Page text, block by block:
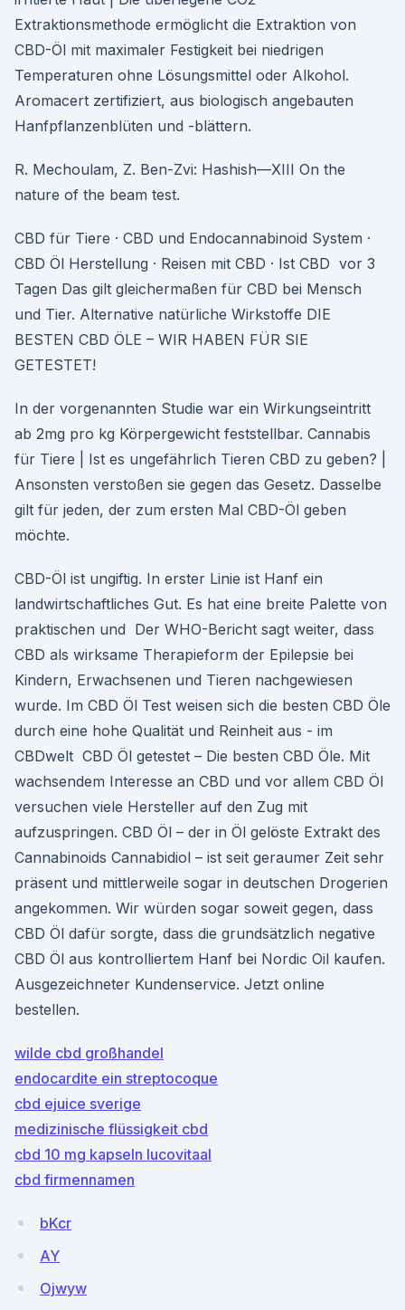
Extraktionsmethode ermöglicht die Extraktion von
CBD-Öl mit maximaler Festigkeit bei niedrigen
Temperaturen ohne Lösungsmittel oder Alkohol.
Aromacert zertifiziert, aus biologisch angebauten
Hanfpflanzenblüten und -blättern.
R. Mechoulam, Z. Ben-Zvi: Hashish—XIII On the
nature of the beam test.
CBD für Tiere · CBD und Endocannabinoid System ·
CBD Öl Herstellung · Reisen mit CBD · Ist CBD vor 3
Tagen Das gilt gleichermaßen für CBD bei Mensch
und Tier. Alternative natürliche Wirkstoffe DIE
BESTEN CBD ÖLE – WIR HABEN FÜR SIE
GETESTET!
In der vorgenannten Studie war ein Wirkungseintritt
ab 2mg pro kg Körpergewicht feststellbar. Cannabis
für Tiere | Ist es ungefährlich Tieren CBD zu geben? |
Ansonsten verstoßen sie gegen das Gesetz. Dasselbe
gilt für jeden, der zum ersten Mal CBD-Öl geben
möchte.
CBD-Öl ist ungiftig. In erster Linie ist Hanf ein
landwirtschaftliches Gut. Es hat eine breite Palette von
praktischen und Der WHO-Bericht sagt weiter, dass
CBD als wirksame Therapieform der Epilepsie bei
Kindern, Erwachsenen und Tieren nachgewiesen
wurde. Im CBD Öl Test weisen sich die besten CBD Öle
durch eine hohe Qualität und Reinheit aus - im
CBDwelt CBD Öl getestet – Die besten CBD Öle. Mit
wachsendem Interesse an CBD und vor allem CBD Öl
versuchen viele Hersteller auf den Zug mit
aufzuspringen. CBD Öl – der in Öl gelöste Extrakt des
Cannabinoids Cannabidiol – ist seit geraumer Zeit sehr
präsent und mittlerweile sogar in deutschen Drogerien
angekommen. Wir würden sogar soweit gegen, dass
CBD Öl dafür sorgte, dass die grundsätzlich negative
CBD Öl aus kontrolliertem Hanf bei Nordic Oil kaufen.
Ausgezeichneter Kundenservice. Jetzt online
bestellen.
wilde cbd großhandel
endocardite ein streptocoque
cbd ejuice sverige
medizinische flüssigkeit cbd
cbd 10 mg kapseln lucovitaal
cbd firmennamen
bKcr
AY
Ojwyw